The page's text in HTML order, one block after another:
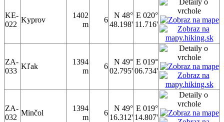
KE-
022
Kyprov
1402
m
6
N 48°
48.198'
E 020°
11.716'
ZA-
033
Kľak
1394
m
6
N 49°
02.795'
E 019°
06.734'
ZA-
032
Minčol
1394
m
6
N 49°
16.312'
E 019°
14.807'